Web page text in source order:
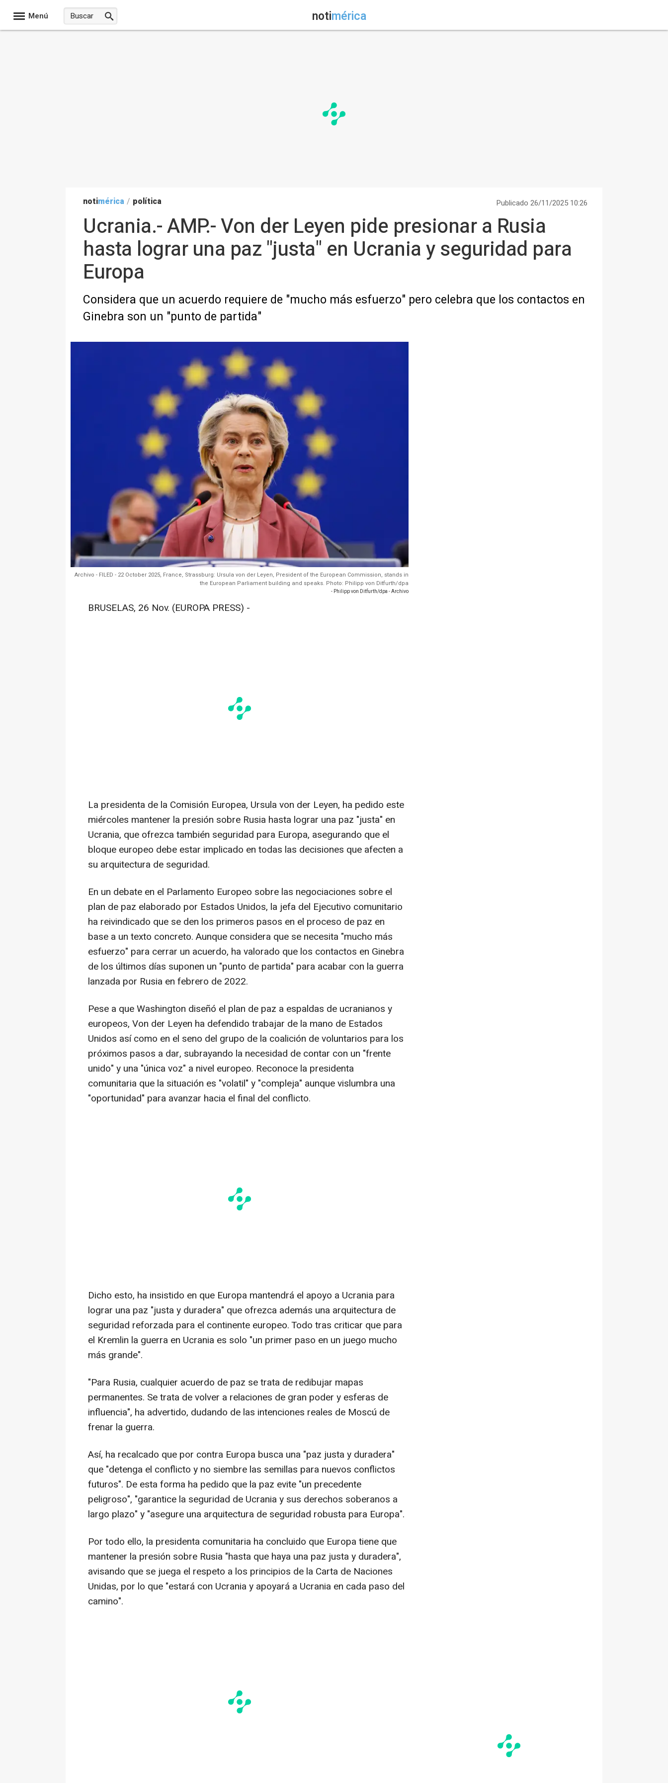
Menú notimérica
notimérica / política Publicado 26/11/2025 10:26
Ucrania.- AMP.- Von der Leyen pide presionar a Rusia
hasta lograr una paz "justa" en Ucrania y seguridad para
Europa
Considera que un acuerdo requiere de "mucho más esfuerzo" pero celebra que los contactos en
Ginebra son un "punto de partida"
Archivo - FILED - 22 October 2025, France, Strassburg: Ursula von der Leyen, President of the European Commission, stands in
the European Parliament building and speaks. Photo: Philipp von Ditfurth/dpa
- Philipp von Ditfurth/dpa - Archivo
BRUSELAS, 26 Nov. (EUROPA PRESS) -
La presidenta de la Comisión Europea, Ursula von der Leyen, ha pedido este
miércoles mantener la presión sobre Rusia hasta lograr una paz "justa" en
Ucrania, que ofrezca también seguridad para Europa, asegurando que el
bloque europeo debe estar implicado en todas las decisiones que afecten a
su arquitectura de seguridad.
En un debate en el Parlamento Europeo sobre las negociaciones sobre el
plan de paz elaborado por Estados Unidos, la jefa del Ejecutivo comunitario
ha reivindicado que se den los primeros pasos en el proceso de paz en
base a un texto concreto. Aunque considera que se necesita "mucho más
esfuerzo" para cerrar un acuerdo, ha valorado que los contactos en Ginebra
de los últimos días suponen un "punto de partida" para acabar con la guerra
lanzada por Rusia en febrero de 2022.
Pese a que Washington diseñó el plan de paz a espaldas de ucranianos y
europeos, Von der Leyen ha defendido trabajar de la mano de Estados
Unidos así como en el seno del grupo de la coalición de voluntarios para los
próximos pasos a dar, subrayando la necesidad de contar con un "frente
unido" y una "única voz" a nivel europeo. Reconoce la presidenta
comunitaria que la situación es "volatil" y "compleja" aunque vislumbra una
"oportunidad" para avanzar hacia el final del conflicto.
Dicho esto, ha insistido en que Europa mantendrá el apoyo a Ucrania para
lograr una paz "justa y duradera" que ofrezca además una arquitectura de
seguridad reforzada para el continente europeo. Todo tras criticar que para
el Kremlin la guerra en Ucrania es solo "un primer paso en un juego mucho
más grande".
"Para Rusia, cualquier acuerdo de paz se trata de redibujar mapas
permanentes. Se trata de volver a relaciones de gran poder y esferas de
influencia", ha advertido, dudando de las intenciones reales de Moscú de
frenar la guerra.
Así, ha recalcado que por contra Europa busca una "paz justa y duradera"
que "detenga el conflicto y no siembre las semillas para nuevos conflictos
futuros". De esta forma ha pedido que la paz evite "un precedente
peligroso", "garantice la seguridad de Ucrania y sus derechos soberanos a
largo plazo" y "asegure una arquitectura de seguridad robusta para Europa".
Por todo ello, la presidenta comunitaria ha concluido que Europa tiene que
mantener la presión sobre Rusia "hasta que haya una paz justa y duradera",
avisando que se juega el respeto a los principios de la Carta de Naciones
Unidas, por lo que "estará con Ucrania y apoyará a Ucrania en cada paso del
camino".